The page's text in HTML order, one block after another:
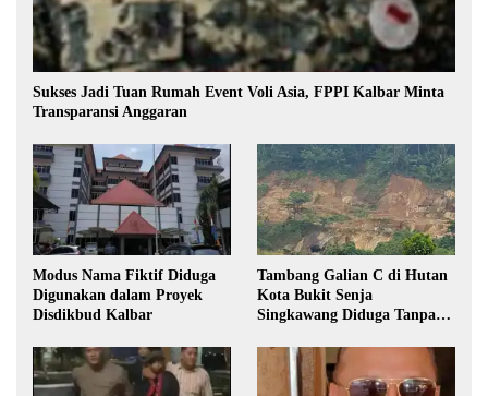
Sukses Jadi Tuan Rumah Event Voli Asia, FPPI Kalbar Minta
Transparansi Anggaran
Modus Nama Fiktif Diduga
Digunakan dalam Proyek
Disdikbud Kalbar
Tambang Galian C di Hutan
Kota Bukit Senja
Singkawang Diduga Tanpa